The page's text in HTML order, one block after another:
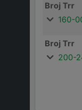
Broj Trr
160-
Broj Trr
200-